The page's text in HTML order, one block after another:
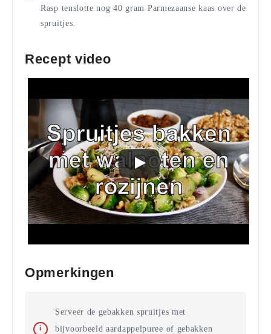
Rasp tenslotte nog 40 gram Parmezaanse kaas over de
spruitjes.
Recept video
Opmerkingen
Serveer de gebakken spruitjes met
bijvoorbeeld aardappelpuree of gebakken